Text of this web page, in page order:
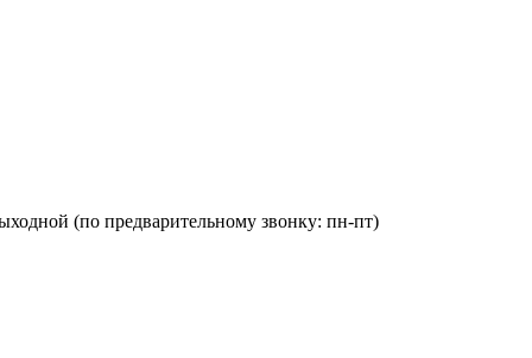
(по предварительному звонку: пн-пт)